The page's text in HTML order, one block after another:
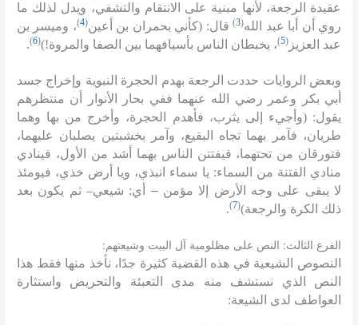
عقيدة الرجعة، لأنها مبنية على الانتقام والتشفي، ويدل لذلك ما
روي أن أبا عبد الله(
3
) قال: (كأني بحمران بن أعين(
4
)، وميسر بن
عبد العزيز(
5
)، يخبطان الناس بأسيافهما بين الصفا والمروة!)
(
6
)
.
وبعض الروايات حددت الرجعة بهدم الحجرة النبوية وإخراج جسد
أبي بكر وعمر رضي الله عنهما ففي بحار الأنوار أن منتظرهم
يقول: (وأجيء إلى يثرب، فأهدم الحجرة، وأخرج من بها وهما
طريان، فآمر بهما تجاه البقيع، وآمر بخشبتين يصلبان عليهما،
فتورقان من تحتهما، فيفتتن الناس بهما أشد من الأول، فينادي
منادي الفتنة من السماء: يا سماء انبذي، ويا أرض خذي، فيومئذ
لا يبقى على وجه الأرض إلا مؤمن – أي: شيعي–ثم يكون بعد
ذلك الكرة والرجعة)
(
7
)
.
الفرع الثالث: النص على مظلومية آل البيت وشيعتهم :
النصوص الشيعية في هذه القضية كثيرة جدًا، نأخذ منها فقط هذا
النص الذي نستشف منه مدى التعبئة والتحريض واستثارة
العواطف لدى الشيعة: